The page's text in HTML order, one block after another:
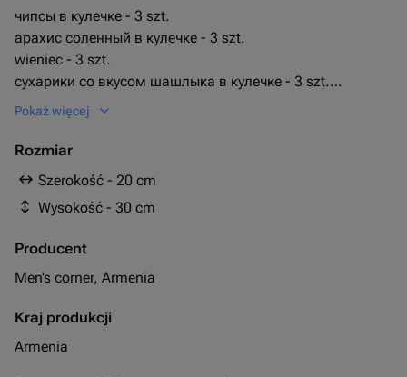
чипсы в кулечке - 3 szt.
арахис соленный в кулечке - 3 szt.
wieniec - 3 szt.
сухарики со вкусом шашлыка в кулечке - 3 szt.
арахис со вкусом васаби в кулечке - 1 szt.
сухарики со вкусом сыра в кулечке - 3 szt.
Pokaż więcej
Rozmiar
Szerokość - 20 cm
Wysokość - 30 cm
Producent
Men’s corner, Armenia
Kraj produkcji
Armenia